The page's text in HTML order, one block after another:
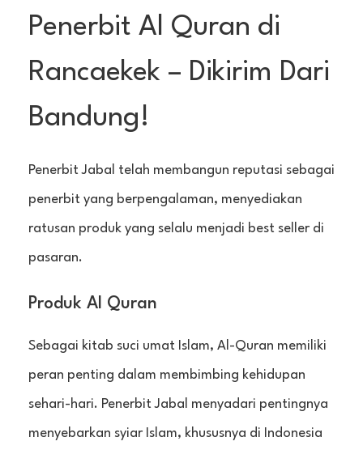
Penerbit Al Quran di
Rancaekek – Dikirim Dari
Bandung!
Penerbit Jabal telah membangun reputasi sebagai
penerbit yang berpengalaman, menyediakan
ratusan produk yang selalu menjadi best seller di
pasaran.
Produk Al Quran
Sebagai kitab suci umat Islam, Al-Quran memiliki
peran penting dalam membimbing kehidupan
sehari-hari. Penerbit Jabal menyadari pentingnya
menyebarkan syiar Islam, khususnya di Indonesia